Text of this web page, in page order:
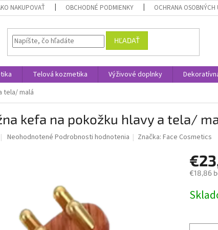
NAKUPOVAŤ OBCHODNÉ PODMIENKY OCHRANA OSOBNÝCH
HĽADAŤ
Telová kozmetika Výživové doplnky
tela/ malá
kefa na pokožku hlavy a tela/
Priemerné
Neohodnotené Podrobnosti hodnotenia Značka:Face Cosmetics
€18,86
cena: